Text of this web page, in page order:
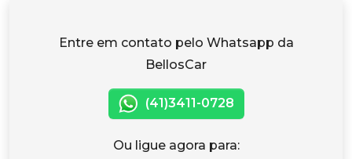
Entre em contato pelo Whatsapp da
BellosCar
(41)3411-0728
Ou ligue agora para: